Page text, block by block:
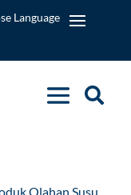
Olahan Susu